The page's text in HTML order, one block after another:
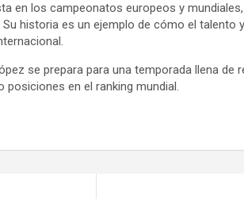
en los campeonatos europeos y
historia es un ejemplo de cómo el talento
se prepara para una temporada llena de
en el ranking mundial.